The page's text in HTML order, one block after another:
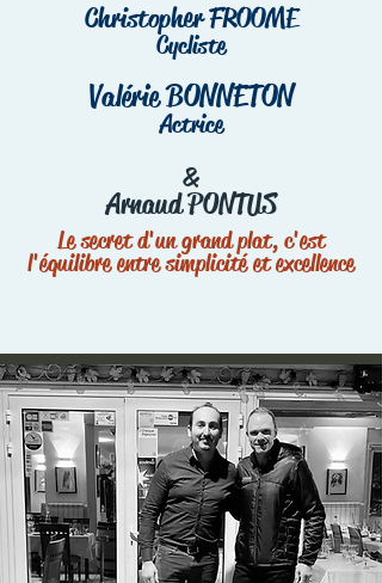
Christopher FROOME
Cycliste
Valérie BONNETON
Actrice
&
Arnaud PONTUS
Le secret d'un grand plat, c'est
l'équilibre entre simplicité et excellence